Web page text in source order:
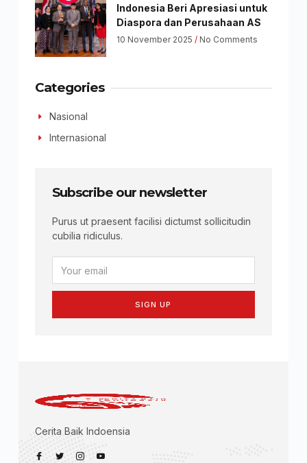
Indonesia Beri Apresiasi untuk
Diaspora dan Perusahaan AS
10 November 2025 No Comments
Categories
Nasional
Internasional
Subscribe our newsletter
Purus ut praesent facilisi dictumst sollicitudin
cubilia ridiculus.
SIGN UP
Cerita Baik Indoensia